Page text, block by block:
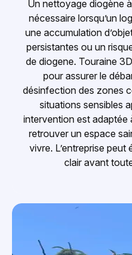
Un nettoyage diogène
nécessaire lorsqu’un
une accumulation
persistantes ou un
de diogene. Touraine
pour assurer le
désinfection des zones
situations sensibles
intervention est adaptée
retrouver un espace
vivre. L’entreprise peut
clair avant